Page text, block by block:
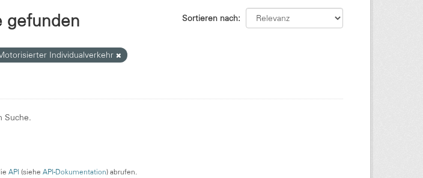
Sortieren nach
gefunden
Individualverkehr
Suche.
API (siehe API-Dokumentation) abrufen.